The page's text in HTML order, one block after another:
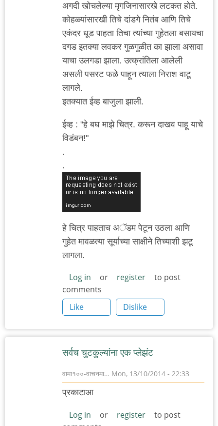
अगदी खोचलेल्या मृगजिनासारखे लटकत होते.
कोहळ्यांसारखी तिचे दांडगे नितंब आणि तिचे
एकंदर धूड पाहता तिचा त्यांच्या गुहेतला बसायचा
दगड इतक्या लवकर गुळगुळीत का झाला असावा
याचा उलगडा झाला. उत्क्रांतिला आलेली
असली पसरट फळे पाहून त्याला निराश वाटू
लागले.
इतक्यात ईव्ह बाजुला झाली.
ईव्ह : "हे बघ माझे चित्र. करून दाखव पाहू याचे
विडंबन!"
.
.
हे चित्र पाहताच अॅडम पेटून उठला आणि
गुहेत मावळत्या सूर्याच्या साक्षीने तिच्याशी झटू
लागला.
Log in or register
to post
comments
Like
Dislike
सर्वच चुटकुल्यांना एक प्लेझंट
वामा१००-वाचनमा… Mon, 13/10/2014 - 22:33
प्रकाटाआ
Log in or register
to post